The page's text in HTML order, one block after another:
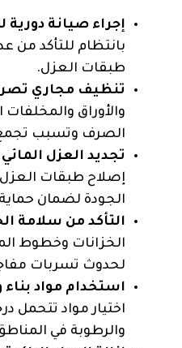
إجراء صيانة
بانتظام للتأكد من
طبقات العزل.
تنظيف مجاري
والأوراق
الصرف وتسبب تجمع
تجديد العزل
إصلاح طبقات العزل
الجودة لضمان
التأكد من سلامة
الخزانات وخطوط
لحدوث تسربات
استخدام مواد
اختيار مواد تتحمل
والرطوبة في